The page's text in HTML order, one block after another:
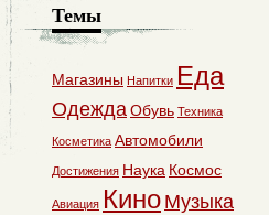
Темы
Магазины Напитки Еда
ОдеждаОбувь Техника
Косметика Автомобили
Достижения Наука Космос
Авиация Кино Музыка